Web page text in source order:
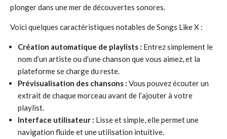
plonger dans une mer de découvertes sonores.
Voici quelques caractéristiques notables de Songs Like X :
Création automatique de playlists : Entrez simplement le
nom d’un artiste ou d’une chanson que vous aimez, et la
plateforme se charge du reste.
Prévisualisation des chansons : Vous pouvez écouter un
extrait de chaque morceau avant de l’ajouter à votre
playlist.
Interface utilisateur : Lisse et simple, elle permet une
navigation fluide et une utilisation intuitive.